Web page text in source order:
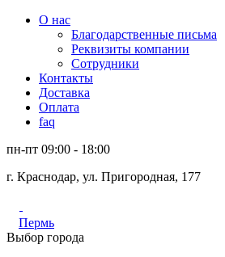
О нас
Благодарственные письма
Реквизиты компании
Сотрудники
Контакты
Доставка
Оплата
faq
пн-пт 09:00 - 18:00
г. Краснодар, ул. Пригородная, 177
Пермь
Выбор города